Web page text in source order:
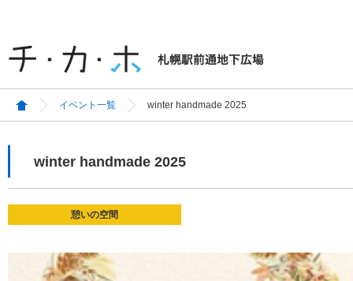
イベント一覧 winter handmade 2025
winter handmade 2025
憩いの空間